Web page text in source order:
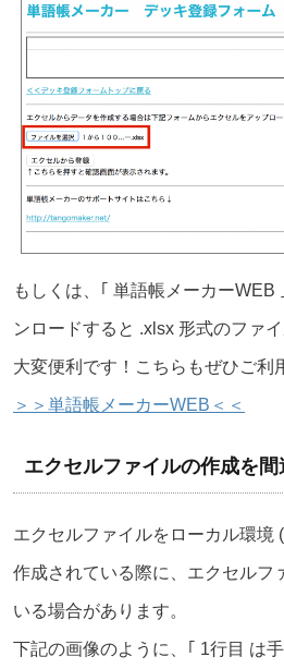
もしくは、｢ 単語帳メーカーWEB
ンロードすると .xlsx 形式のファ
大変便利です！こちらもぜひご利
＞＞単語帳メーカーWEB＜＜
エクセルファイルの作成を間
エクセルファイルをローカル環境
作成されている際に、エクセルフ
いる場合があります。
下記の画像のように、｢ 1行目 は